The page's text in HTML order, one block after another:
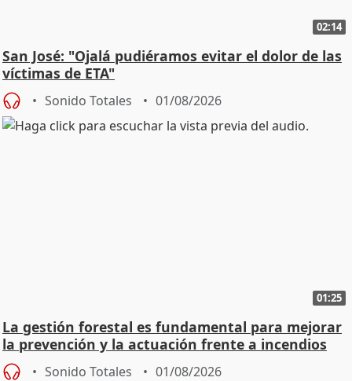
02:14
San José: "Ojalá pudiéramos evitar el dolor de las
víctimas de ETA"
Sonido Totales 01/08/2026
01:25
La gestión forestal es fundamental para mejorar
la prevención y la actuación frente a incendios
Sonido Totales 01/08/2026